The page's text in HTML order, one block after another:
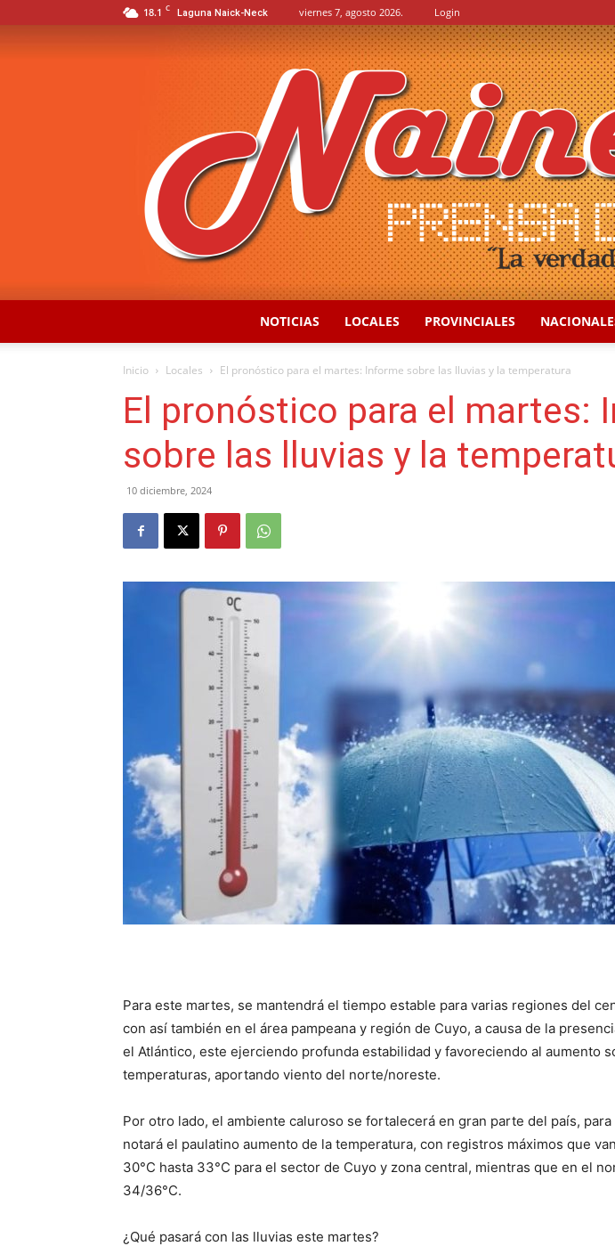
18.1 C Laguna Naick-Neck viernes 7, agosto 2026. Login
::
es
NOTICIAS LOCALES PROVINCIALES
Inicio Locales El pronóstico para el martes: Informe sobre las lluvias y la temperatura
El pronóstico para el martes:
sobre las lluvias y la
10 diciembre, 2024
Para este martes, se mantendrá el tiempo estable para varias regiones del
con así también en el área pampeana y región de Cuyo, a causa de la
el Atlántico, este ejerciendo profunda estabilidad y favoreciendo al aumento
temperaturas, aportando viento del norte/noreste.
Por otro lado, el ambiente caluroso se fortalecerá en gran parte del país, para
notará el paulatino aumento de la temperatura, con registros máximos que
30°C hasta 33°C para el sector de Cuyo y zona central, mientras que en el
34/36°C.
¿Qué pasará con las lluvias este martes?